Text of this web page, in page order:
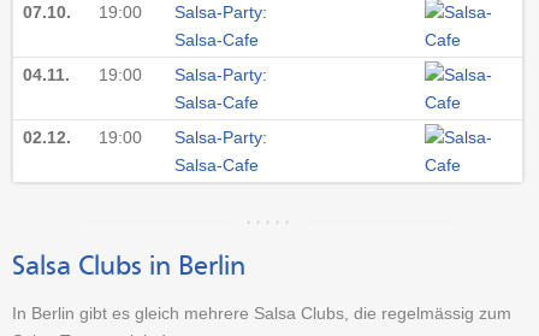
07.10. 19:00
Salsa-Party:
Salsa-Cafe
04.11.
19:00
Salsa-Party:
Salsa-Cafe
02.12.
19:00
Salsa-Party:
Salsa-Cafe
Salsa Clubs in Berlin
In Berlin gibt es gleich mehrere Salsa Clubs, die regelmässig zum